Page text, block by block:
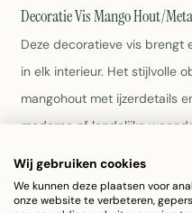
Decoratie Vis Mango Hout/
Deze decoratieve vis brengt
in elk interieur. Het stijlvolle
mangohout met ijzerdetails
moderne of landelijke
formaat is deze vis
plankdecoratie of decoratief
Wij gebruiken cookies
We kunnen deze plaatsen voor
onze website te verbeteren,